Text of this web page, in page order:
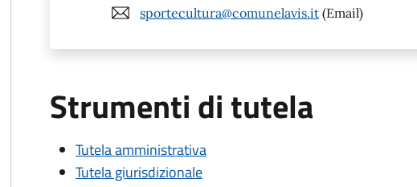
sportecultura@comunelavis.it (Email)
Strumenti di tutela
Tutela amministrativa
Tutela giurisdizionale